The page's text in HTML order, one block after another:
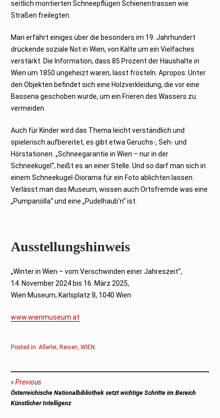
seitlich montierten Schneepflügen Schienentrassen wie
Straßen freilegten.
Man erfährt einiges über die besonders im 19. Jahrhundert
drückende soziale Not in Wien, von Kälte um ein Vielfaches
verstärkt. Die Information, dass 85 Prozent der Haushalte in
Wien um 1850 ungeheizt waren, lässt frösteln. Apropos: Unter
den Objekten befindet sich eine Holzverkleidung, die vor eine
Bassena geschoben wurde, um ein Frieren des Wassers zu
vermeiden.
Auch für Kinder wird das Thema leicht verständlich und
spielerisch aufbereitet, es gibt etwa Geruchs-, Seh- und
Hörstationen. „Schneegarantie in Wien – nur in der
Schneekugel“, heißt es an einer Stelle. Und so darf man sich in
einem Schneekugel-Diorama für ein Foto ablichten lassen.
Verlässt man das Museum, wissen auch Ortsfremde was eine
„Pumpanölla“ und eine „Pudelhaub’n“ ist.
Ausstellungshinweis
„Winter in Wien – vom Verschwinden einer Jahreszeit“,
14. November 2024 bis 16. März 2025,
Wien Museum, Karlsplatz 8, 1040 Wien
www.wienmuseum.at
Posted in:Allerlei,Reisen,WIEN.
Beitragsnavigation
Previous
Previous
post:
Österreichische Nationalbibliothek setzt wichtige Schritte im Bereich
Künstlicher Intelligenz